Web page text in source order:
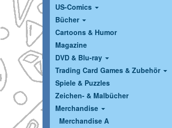
US-Comics
Bücher
Cartoons & Humor
Magazine
DVD & Blu-ray
Trading Card Games & Zubehör
Spiele & Puzzles
Zeichen- & Malbücher
Merchandise
Merchandise A